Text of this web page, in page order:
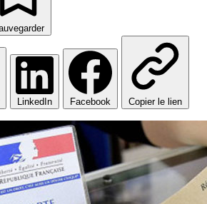
LinkedIn Facebook Copier le lien